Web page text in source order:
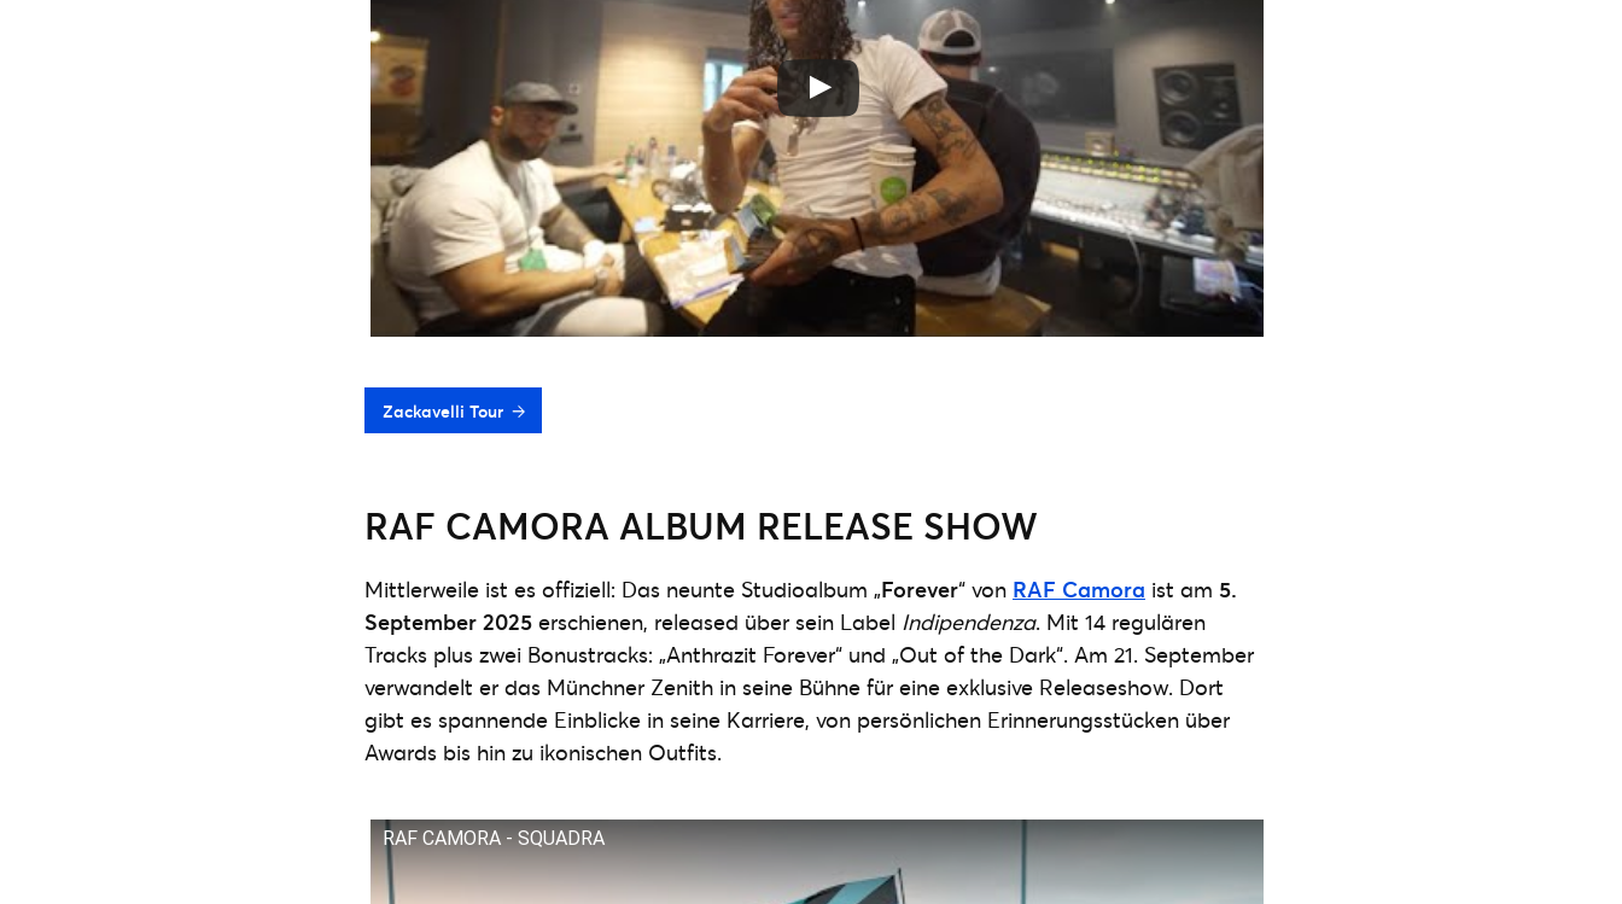
Zackavelli Tour
RAF CAMORA ALBUM RELEASE SHOW
Mittlerweile ist es offiziell: Das neunte Studioalbum „Forever“ von RAF Camora ist am 5.
September 2025 erschienen, released über sein Label Indipendenza. Mit 14 regulären
Tracks plus zwei Bonustracks: „Anthrazit Forever“ und „Out of the Dark“. Am 21. September
verwandelt er das Münchner Zenith in seine Bühne für eine exklusive Releaseshow. Dort
gibt es spannende Einblicke in seine Karriere, von persönlichen Erinnerungsstücken über
Awards bis hin zu ikonischen Outfits.
RAF CAMORA - SQUADRA